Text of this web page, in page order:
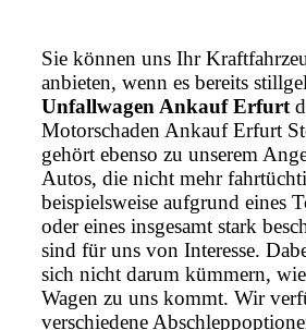
Sie können uns Ihr
anbieten, wenn es bereits
Unfallwagen Ankauf Erfurt
Motorschaden Ankauf Erfurt
gehört ebenso zu unserem
Autos, die nicht mehr
beispielsweise aufgrund eines
oder eines insgesamt stark
sind für uns von Interesse.
sich nicht darum kümmern,
Wagen zu uns kommt. Wir
verschiedene